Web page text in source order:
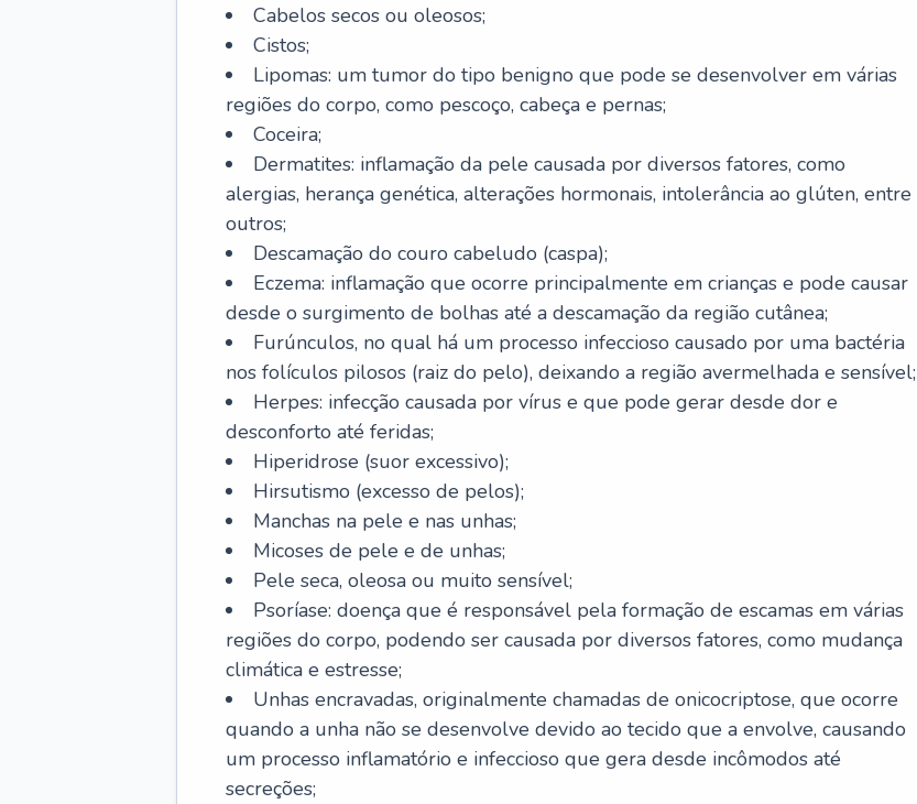
Cabelos secos ou oleosos;
Cistos;
Lipomas: um tumor do tipo benigno que pode se desenvolver em várias
regiões do corpo, como pescoço, cabeça e pernas;
Coceira;
Dermatites: inflamação da pele causada por diversos fatores, como
alergias, herança genética, alterações hormonais, intolerância ao glúten, entre
outros;
Descamação do couro cabeludo (caspa);
Eczema: inflamação que ocorre principalmente em crianças e pode causar
desde o surgimento de bolhas até a descamação da região cutânea;
Furúnculos, no qual há um processo infeccioso causado por uma bactéria
nos folículos pilosos (raiz do pelo), deixando a região avermelhada e sensível;
Herpes: infecção causada por vírus e que pode gerar desde dor e
desconforto até feridas;
Hiperidrose (suor excessivo);
Hirsutismo (excesso de pelos);
Manchas na pele e nas unhas;
Micoses de pele e de unhas;
Pele seca, oleosa ou muito sensível;
Psoríase: doença que é responsável pela formação de escamas em várias
regiões do corpo, podendo ser causada por diversos fatores, como mudança
climática e estresse;
Unhas encravadas, originalmente chamadas de onicocriptose, que ocorre
quando a unha não se desenvolve devido ao tecido que a envolve, causando
um processo inflamatório e infeccioso que gera desde incômodos até
secreções;